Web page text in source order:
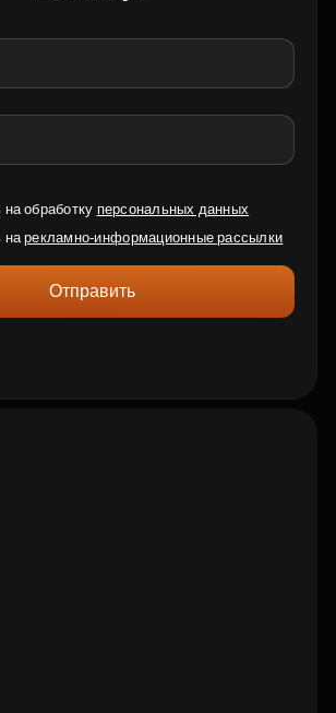
обработку персональных данных
нарекламно-информационные рассылки
Отправить